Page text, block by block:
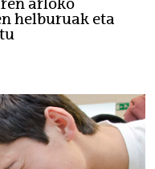
arloko
helburuak eta